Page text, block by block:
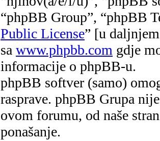
“phpBB Group”, “phpBB
Public License” [u
sa www.phpbb.com gdje
informacije o phpBB-u.
phpBB softver (samo)
rasprave. phpBB Grupa
ovom forumu, od naše
ponašanje.